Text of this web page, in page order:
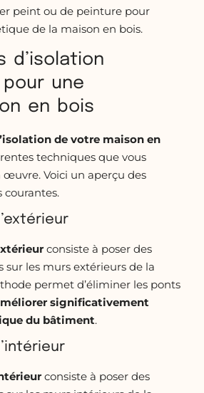
peint ou de peinture pour
de la maison en bois.
d’isolation
une
en bois
de votre maison en
techniques que vous
Voici un aperçu des
courantes.
consiste à poser des
sur les murs extérieurs de la
permet d’éliminer les ponts
significativement
du bâtiment.
consiste à poser des